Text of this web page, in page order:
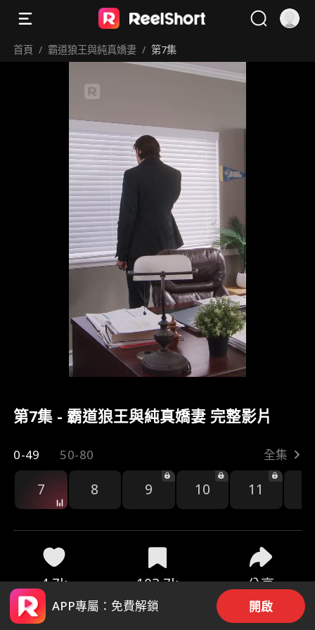
首頁 / 霸道狼王與純真嬌妻 / 第7集
第7集 - 霸道狼王與純真嬌妻 完整影片
0-49 50-80 全集
7 8 9 10 11
4.7k 103.7k 分享
APP專屬：免費解鎖 開啟